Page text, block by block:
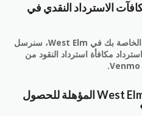
الاسترداد النقدي في
بمجرد الموافقة على عملية الشراء الخاصة بك في West Elm، سنرسل
استرداد مكافأة استرداد النقود من
ما هي العناصر أو الفئات في West Elm المؤهلة للحصول